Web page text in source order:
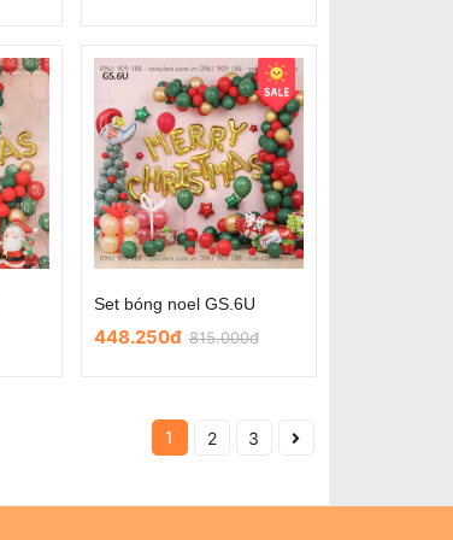
Set bóng noel GS.6U
448.250đ815.000đ
1 2 3